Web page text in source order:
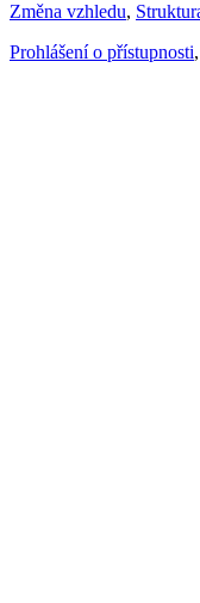
Změna vzhledu,
Prohlášení o přístupnosti,